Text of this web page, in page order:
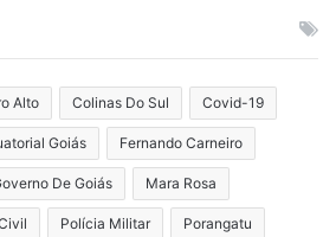
Alto Colinas Do Sul Covid-19
Goiás Fernando Carneiro
De Goiás Mara Rosa
Polícia Militar Porangatu